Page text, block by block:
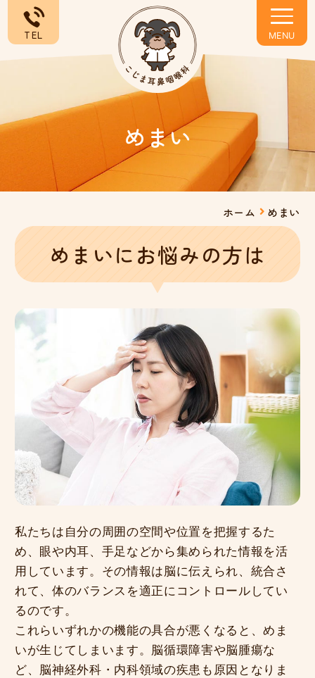
TEL
めまい
ホーム めまい
めまいにお悩みの方は
私たちは自分の周囲の空間や位置を把握するた
め、眼や内耳、手足などから集められた情報を活
用しています。その情報は脳に伝えられ、統合さ
れて、体のバランスを適正にコントロールしてい
るのです。
これらいずれかの機能の具合が悪くなると、めま
いが生じてしまいます。脳循環障害や脳腫瘍な
ど、脳神経外科・内科領域の疾患も原因となりま